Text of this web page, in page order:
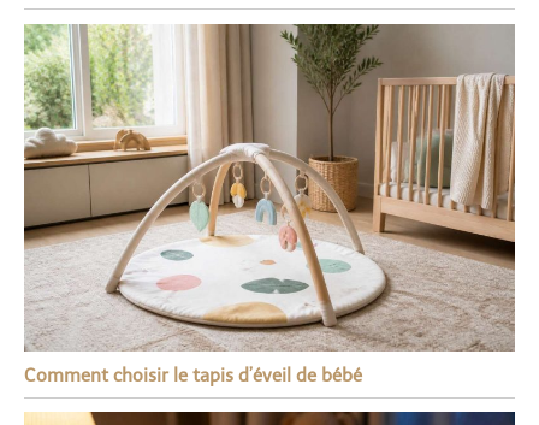
Comment choisir le tapis d’éveil de bébé